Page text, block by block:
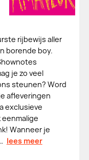
rijbewijs aller
borende boy.
je zo veel
steunen? Word
afleveringen
exclusieve
Wanneer je
lees meer